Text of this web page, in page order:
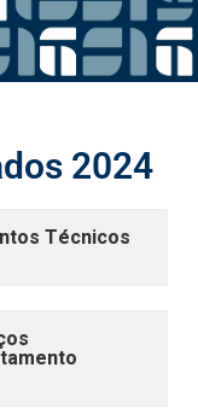
2024
Técnicos